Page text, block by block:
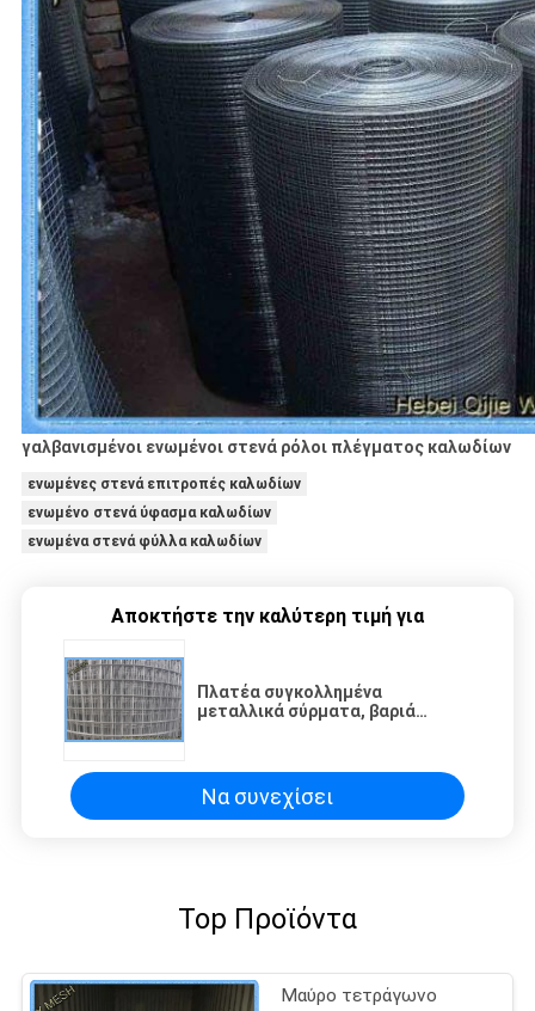
γαλβανισμένοι ενωμένοι στενά ρόλοι πλέγματος καλωδίων
ενωμένες στενά επιτροπές καλωδίων
ενωμένο στενά ύφασμα καλωδίων
ενωμένα στενά φύλλα καλωδίων
Αποκτήστε την καλύτερη τιμή για
Πλατέα συγκολλημένα
μεταλλικά σύρματα, βαριά
Να συνεχίσει
Top Προϊόντα
Μαύρο τετράγωνο